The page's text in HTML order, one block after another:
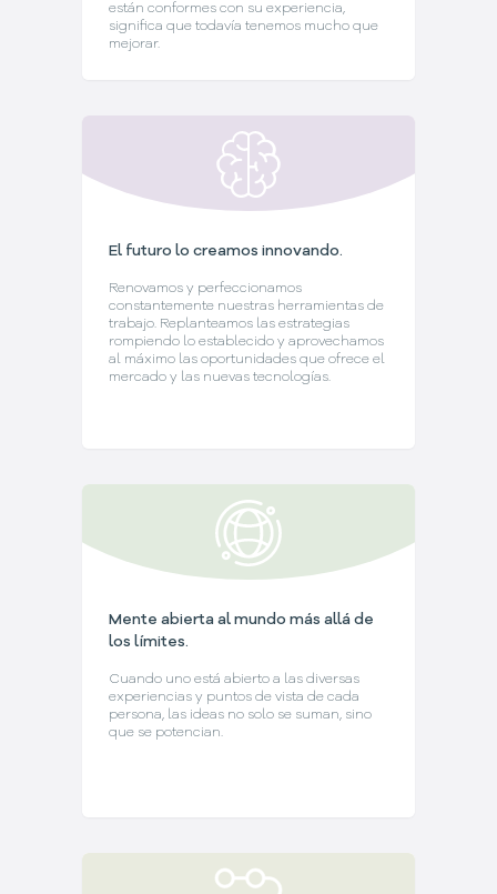
están conformes con su experiencia,
significa que todavía tenemos mucho que
mejorar.
El futuro lo creamos innovando.
Renovamos y perfeccionamos
constantemente nuestras herramientas de
trabajo. Replanteamos las estrategias
rompiendo lo establecido y aprovechamos
al máximo las oportunidades que ofrece el
mercado y las nuevas tecnologías.
Mente abierta al mundo más allá de
los límites.
Cuando uno está abierto a las diversas
experiencias y puntos de vista de cada
persona, las ideas no solo se suman, sino
que se potencian.